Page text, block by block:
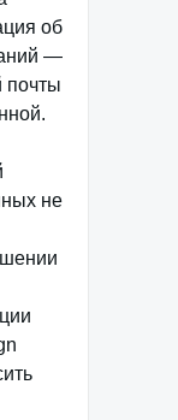
об
—
почты
не